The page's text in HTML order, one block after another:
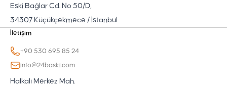
Eski Bağlar Cd. No 50/D,
34307 Küçükçekmece / İstanbul
İletişim
+90 530 695 85 24
info@24baski.com
Halkalı Merkez Mah.